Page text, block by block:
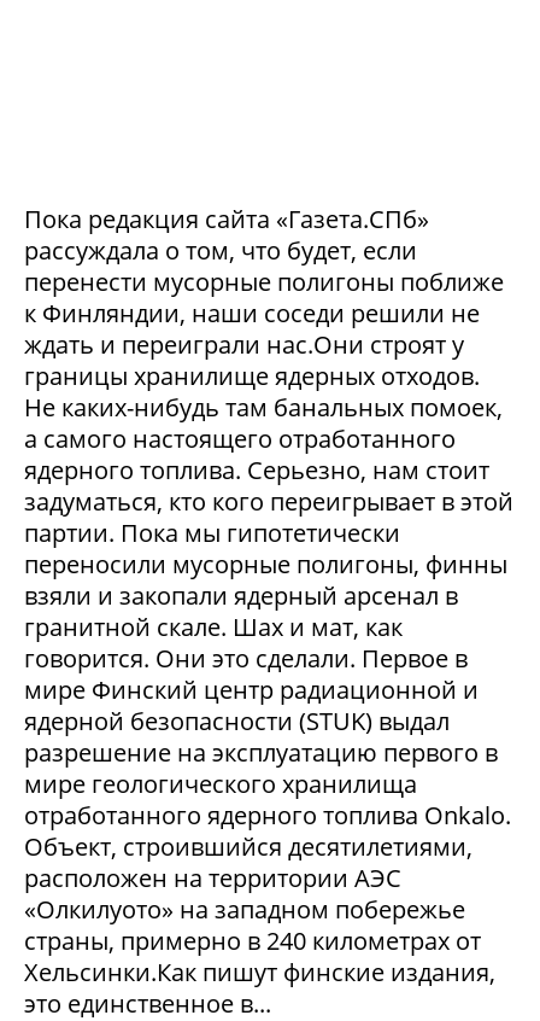
Пока редакция сайта «Газета.СПб»
рассуждала о том, что будет, если
перенести мусорные полигоны поближе
к Финляндии, наши соседи решили не
ждать и переиграли нас.Они строят у
границы хранилище ядерных отходов.
Не каких-нибудь там банальных помоек,
а самого настоящего отработанного
ядерного топлива. Серьезно, нам стоит
задуматься, кто кого переигрывает в этой
партии. Пока мы гипотетически
переносили мусорные полигоны, финны
взяли и закопали ядерный арсенал в
гранитной скале. Шах и мат, как
говорится. Они это сделали. Первое в
мире Финский центр радиационной и
ядерной безопасности (STUK) выдал
разрешение на эксплуатацию первого в
мире геологического хранилища
отработанного ядерного топлива Onkalo.
Объект, строившийся десятилетиями,
расположен на территории АЭС
«Олкилуото» на западном побережье
страны, примерно в 240 километрах от
Хельсинки.Как пишут финские издания,
это единственное в...